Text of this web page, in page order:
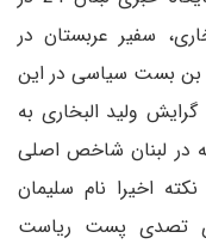
سفیر عربستان در
بن بست سیاسی در این
ولید البخاری به
لبنان شاخص اصلی
اخیرا نام سلیمان
تصدی پست ریاست